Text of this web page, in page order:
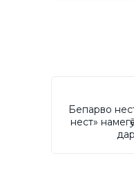
Бепарво
нест»